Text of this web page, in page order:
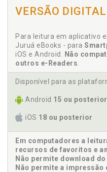
Art. 810.
ou terceiro;
Seção II - Da Entrega
Art. 811. Coisa
quantidade;
escolha ao
cabendo a escolha
Art. 812.
decisão de plano
61
Art. 813. Aplicação
Capítulo, p. 64
OU DE NÃO FAZER, p. 67
Seção I - Disposições
Art. 814.
VERSÃO
Para leitura em aplicativo
Juruá eBooks - para
iOS e Android. Não
outros e-Readers.
Disponível para as
Android 15 ou posterior
iOS 18 ou posterior
Em computadores a
recursos de favoritos e
Não permite download
Não permite a